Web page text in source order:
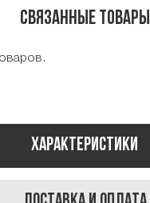
Связанные товары
Характеристики